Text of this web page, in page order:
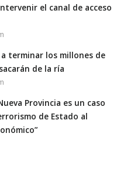
el canal de acceso
terminar los millones de
de la ría
Provincia es un caso
de Estado al